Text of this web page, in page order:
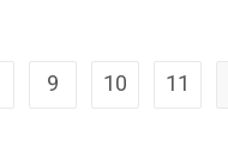
9 10 11